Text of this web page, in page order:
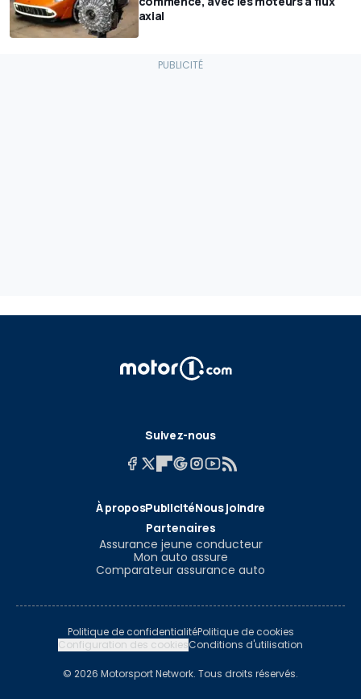
axial
Suivez-nous
À proposPublicitéNous joindre
Partenaires
Assurance jeune conducteur
Mon auto assure
Comparateur assurance auto
Politique de confidentialitéPolitique de cookies
Configuration des cookiesConditions d'utilisation
© 2026 Motorsport Network. Tous droits réservés.